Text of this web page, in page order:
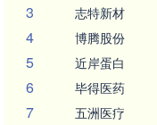
3 志特新材
4 博腾股份
5 近岸蛋白
6 毕得医药
7 五洲医疗